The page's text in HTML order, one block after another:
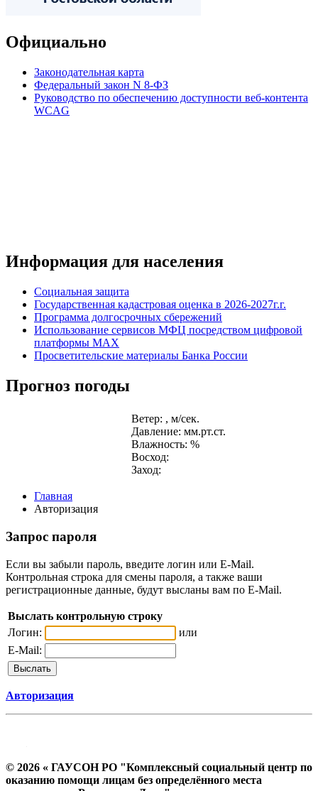
Официально
Законодательная карта
Федеральный закон N 8-ФЗ
Руководство по обеспечению доступности веб-контента
WCAG
Информация для населения
Социальная защита
Государственная кадастровая оценка в 2026-2027г.г.
Программа долгосрочных сбережений
Использование сервисов МФЦ посредством цифровой
платформы MAX
Просветительские материалы Банка России
Прогноз погоды
Ветер: , м/сек.
Давление: мм.рт.ст.
Влажность: %
Восход:
Заход:
Главная
Авторизация
Запрос пароля
Если вы забыли пароль, введите логин или E-Mail.
Контрольная строка для смены пароля, а также ваши
регистрационные данные, будут высланы вам по E-Mail.
Выслать контрольную строку
Логин:
или
E-Mail:
Авторизация
© 2026 « ГАУСОН РО "Комплексный социальный центр по
оказанию помощи лицам без определённого места